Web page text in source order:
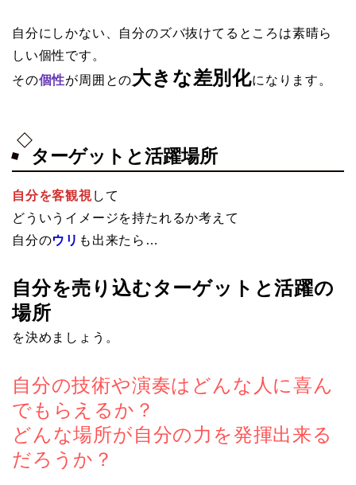
自分にしかない、自分のズバ抜けてるところは素晴ら
しい個性です。
その個性が周囲との大きな差別化になります。
ターゲットと活躍場所
自分を客観視して
どういうイメージを持たれるか考えて
自分のウリ も出来たら…
自分を売り込むターゲットと活躍の
場所
を決めましょう。
自分の技術や演奏はどんな人に喜ん
でもらえるか？
どんな場所が自分の力を発揮出来る
だろうか？